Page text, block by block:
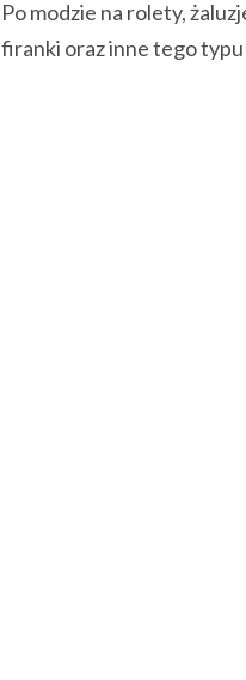
Po modzie na rolety,
firanki oraz inne tego typu